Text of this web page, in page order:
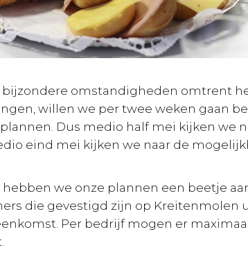
bijzondere omstandigheden omtrent
willen we per twee weken gaan
Dus medio half mei kijken we
eind mei kijken we naar de
we onze plannen een beetje
die gevestigd zijn op Kreitenmolen
Per bedrijf mogen er